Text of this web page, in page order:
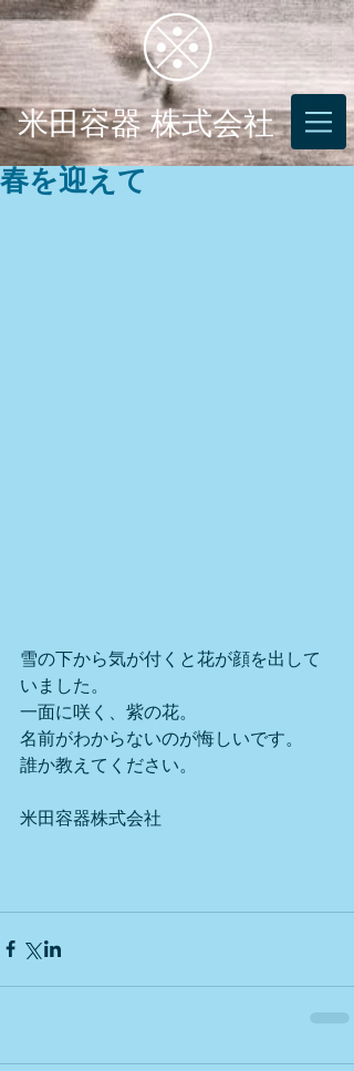
米田容器 株式会社
春を迎えて
雪の下から気が付くと花が顔を出して
いました。
一面に咲く、紫の花。
名前がわからないのが悔しいです。
誰か教えてください。
米田容器株式会社